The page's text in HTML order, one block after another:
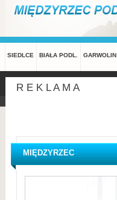
SIEDLCE BIAŁA PODL. GARWOLIN
R E K L A M A
MIĘDZYRZEC